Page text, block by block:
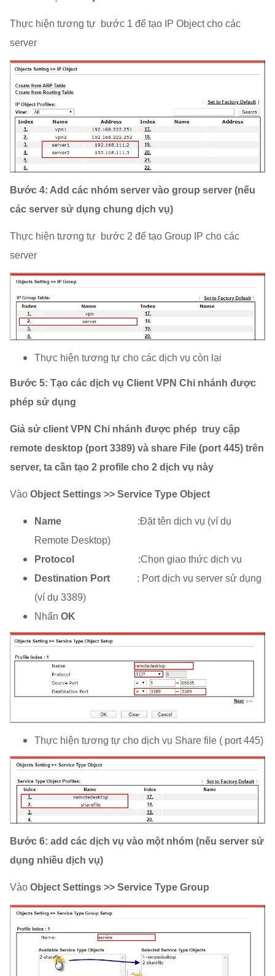
Thực hiện tương tự bước 1 để tạo IP Object cho các
server
Bước 4: Add các nhóm server vào group server (nếu
các server sử dụng chung dịch vụ)
Thực hiện tương tự bước 2 để tạo Group IP cho các
server
Thực hiện tương tự cho các dịch vụ còn lại
Bước 5: Tạo các dịch vụ Client VPN Chi nhánh được
phép sử dụng
Giả sử client VPN Chi nhánh được phép truy cập
remote desktop (port 3389) và share File (port 445) trên
server, ta cần tạo 2 profile cho 2 dịch vụ này
Vào Object Settings >> Service Type Object
Name :Đặt tên dịch vụ (ví dụ
Remote Desktop)
Protocol
:Chọn giao thức dịch vụ
Destination Port : Port dịch vụ server sử dụng
(ví dụ 3389)
Nhấn OK
Thực hiện tương tự cho dịch vụ Share file ( port 445)
Bước 6: add các dịch vụ vào một nhóm (nếu server sử
dụng nhiều dịch vụ)
Vào Object Settings >> Service Type Group